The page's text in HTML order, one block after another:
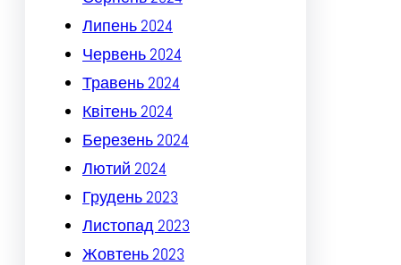
Липень 2024
Червень 2024
Травень 2024
Квітень 2024
Березень 2024
Лютий 2024
Грудень 2023
Листопад 2023
Жовтень 2023